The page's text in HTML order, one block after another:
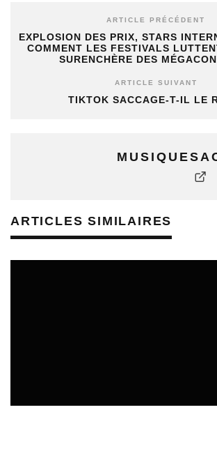
ARTICLE PRÉCÉDENT
EXPLOSION DES PRIX, STARS
COMMENT LES FESTIVALS
SURENCHÈRE DES
ARTICLE SUIVANT
TIKTOK SACCAGE-T-IL LE
ARTICLES SIMILAIRES